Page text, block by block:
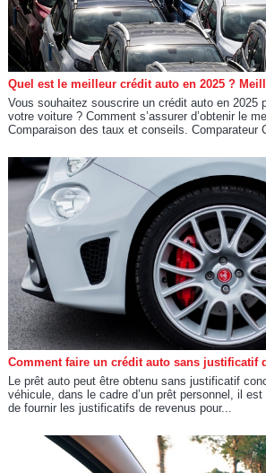
Quel est le meilleur crédit auto en 2025 ?
Vous souhaitez souscrire un crédit auto en 2025
votre voiture ? Comment s’assurer d’obtenir le
Comparaison des taux et conseils. Comparateur
Comment faire un crédit auto sans justificatif
Le prêt auto peut être obtenu sans justificatif
véhicule, dans le cadre d’un prêt personnel, il
de fournir les justificatifs de revenus pour...